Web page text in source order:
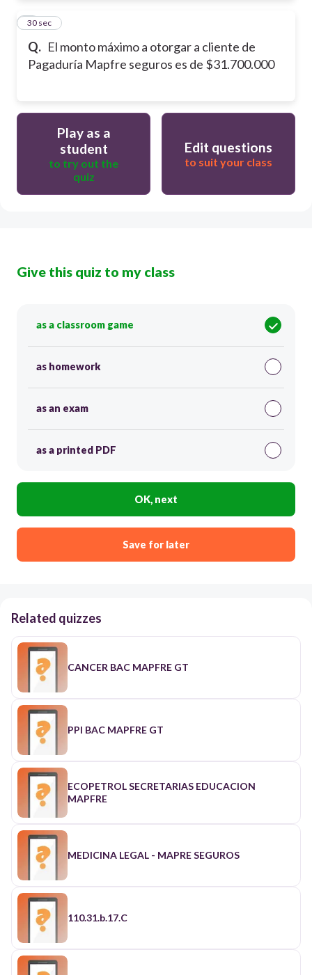
Q. El monto máximo a otorgar a cliente de
Pagaduría Mapfre seguros es de $31.700.000
4
30 sec
Play as a
student
to try out the
quiz
Edit questions
to suit your class
Give this quiz to my class
as a classroom game
as homework
as an exam
as a printed PDF
OK, next
Save for later
Related quizzes
CANCER BAC MAPFRE GT
PPI BAC MAPFRE GT
ECOPETROL SECRETARIAS EDUCACION
MAPFRE
MEDICINA LEGAL - MAPRE SEGUROS
110.31.b.17.C